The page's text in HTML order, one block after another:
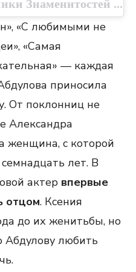
«С любимыми не
«Самая
— каждая
приносила
От поклонниц не
Александра
женщина, с которой
лет. В
актер впервые
отцом. Ксения
до их женитьбы, но
Абдулову любить